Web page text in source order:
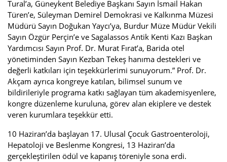
Tural’a, Güneykent Belediye Başkanı Sayın İsmail Hakan
Türen’e, Süleyman Demirel Demokrasi ve Kalkınma Müzesi
Müdürü Sayın Doğukan Yaycı’ya, Burdur Müze Müdür Vekili
Sayın Özgür Perçin’e ve Sagalassos Antik Kenti Kazı Başkan
Yardımcısı Sayın Prof. Dr. Murat Fırat’a, Barida otel
yönetiminden Sayın Kezban Tekeş hanıma destekleri ve
değerli katkıları için teşekkürlerimi sunuyorum.” Prof. Dr.
Akçam ayrıca kongreye katılan, bilimsel sunum ve
bildirileriyle programa katkı sağlayan tüm akademisyenlere,
kongre düzenleme kuruluna, görev alan ekiplere ve destek
veren kurumlara teşekkür etti.
10 Haziran’da başlayan 17. Ulusal Çocuk Gastroenteroloji,
Hepatoloji ve Beslenme Kongresi, 13 Haziran’da
gerçekleştirilen ödül ve kapanış töreniyle sona erdi.